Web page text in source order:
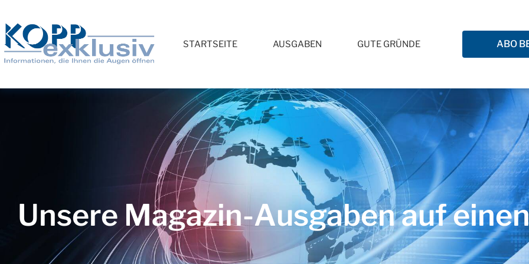
STARTSEITE AUSGABEN GUTE GRÜNDE ABO
Unsere Magazin-Ausgaben auf